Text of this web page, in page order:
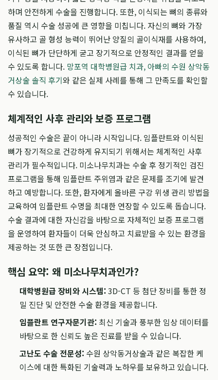
하며 안전하게 수술을 진행합니다. 또한, 이식되는 뼈의 종류와
품질 역시 수술 성공에 큰 영향을 미칩니다. 자신의 뼈와 가장
유사하고 골 형성 능력이 뛰어난 양질의 골이식재를 사용하여,
이식된 뼈가 단단하게 굳고 장기적으로 안정적인 결과를 얻을
수 있도록 합니다. 망포역 대학병원급 치과, 아빠의 수원 상악동
거상술 솔직 후기와 같은 실제 사례를 통해 그 만족도를 확인할
수 있습니다.
체계적인 사후 관리와 보증 프로그램
성공적인 수술은 끝이 아니라 시작입니다. 임플란트와 이식된
뼈가 장기적으로 건강하게 유지되기 위해서는 체계적인 사후
관리가 필수적입니다. 미소나무치과는 수술 후 정기적인 검진
프로그램을 통해 임플란트 주위염과 같은 문제를 조기에 발견
하고 예방합니다. 또한, 환자에게 올바른 구강 위생 관리 방법을
교육하여 임플란트 수명을 최대한 연장할 수 있도록 돕습니다.
수술 결과에 대한 자신감을 바탕으로 자체적인 보증 프로그램
을 운영하여 환자들이 더욱 안심하고 치료받을 수 있는 환경을
제공하는 것 또한 큰 장점입니다.
핵심 요약: 왜 미소나무치과인가?
대학병원급 장비와 시스템: 3D-CT 등 첨단 장비를 통한 정
밀 진단 및 안전한 수술 환경을 제공합니다.
임플란트 연구자문기관: 최신 기술과 풍부한 임상 데이터를
바탕으로 한 신뢰도 높은 진료를 받을 수 있습니다.
고난도 수술 전문성: 수원 상악동거상술과 같은 복잡한 케
이스에 대한 특화된 기술력과 노하우를 보유하고 있습니다.